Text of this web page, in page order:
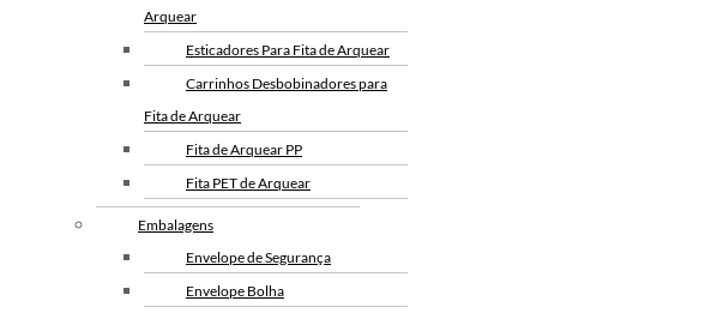
48×100
Fita Adesiva Transparente
Fita de Arquear
Fita de Arquear 10mm
Fita de Arquear 13mm
Fita de Arquear 16mm
Fita de Arquear PET
Fita de Arquear Phoenix
Arquear
Esticadores Para Fita de Arquear
Carrinhos Desbobinadores para
Fita de Arquear
Fita de Arquear PP
Fita PET de Arquear
Arquear
Embalagens
Envelope de Segurança
Envelope Bolha